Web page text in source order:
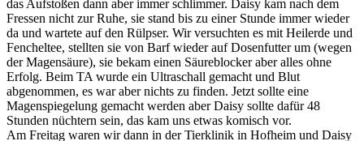
das Aufstoßen dann aber immer schlimmer. Daisy kam nach dem
Fressen nicht zur Ruhe, sie stand bis zu einer Stunde immer wieder
da und wartete auf den Rülpser. Wir versuchten es mit Heilerde und
Fencheltee, stellten sie von Barf wieder auf Dosenfutter um (wegen
der Magensäure), sie bekam einen Säureblocker aber alles ohne
Erfolg. Beim TA wurde ein Ultraschall gemacht und Blut
abgenommen, es war aber nichts zu finden. Jetzt sollte eine
Magenspiegelung gemacht werden aber Daisy sollte dafür 48
Stunden nüchtern sein, das kam uns etwas komisch vor.
Am Freitag waren wir dann in der Tierklinik in Hofheim und Daisy